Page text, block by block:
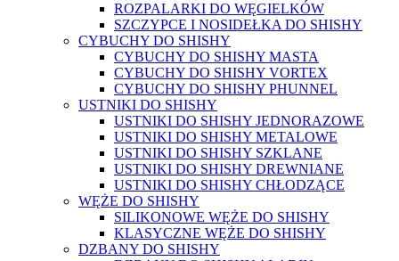
ROZPALARKI DO WĘGIELKÓW
SZCZYPCE I NOSIDEŁKA DO SHISHY
CYBUCHY DO SHISHY
CYBUCHY DO SHISHY MASTA
CYBUCHY DO SHISHY VORTEX
CYBUCHY DO SHISHY PHUNNEL
USTNIKI DO SHISHY
USTNIKI DO SHISHY JEDNORAZOWE
USTNIKI DO SHISHY METALOWE
USTNIKI DO SHISHY SZKLANE
USTNIKI DO SHISHY DREWNIANE
USTNIKI DO SHISHY CHŁODZĄCE
WĘŻE DO SHISHY
SILIKONOWE WĘŻE DO SHISHY
KLASYCZNE WĘŻE DO SHISHY
DZBANY DO SHISHY